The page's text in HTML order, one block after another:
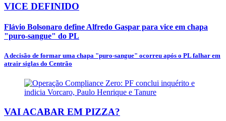
VICE DEFINIDO
Flávio Bolsonaro define Alfredo Gaspar para vice em chapa
"puro-sangue" do PL
A decisão de formar uma chapa "puro-sangue" ocorreu após o PL falhar em
atrair siglas do Centrão
VAI ACABAR EM PIZZA?